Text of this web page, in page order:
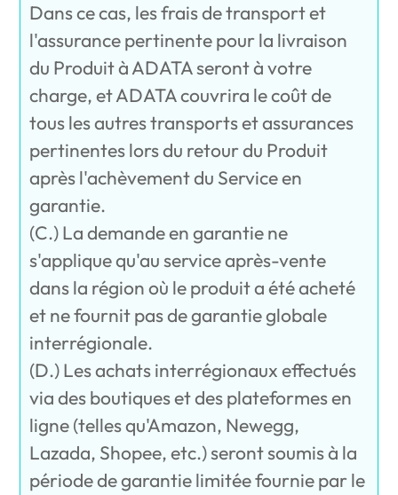
Dans ce cas, les frais de transport et
l'assurance pertinente pour la livraison
du Produit à ADATA seront à votre
charge, et ADATA couvrira le coût de
tous les autres transports et assurances
pertinentes lors du retour du Produit
après l'achèvement du Service en
garantie.
(C.) La demande en garantie ne
s'applique qu'au service après-vente
dans la région où le produit a été acheté
et ne fournit pas de garantie globale
interrégionale.
(D.) Les achats interrégionaux effectués
via des boutiques et des plateformes en
ligne (telles qu'Amazon, Newegg,
Lazada, Shopee, etc.) seront soumis à la
période de garantie limitée fournie par le